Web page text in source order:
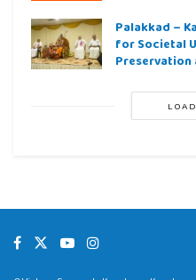
Palakkad –
for Societal
Preservation